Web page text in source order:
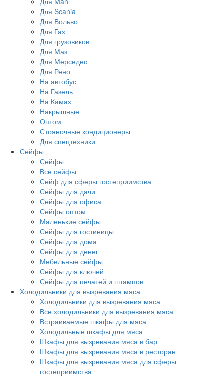
Для Scania
Для Вольво
Для Газ
Для грузовиков
Для Маз
Для Мерседес
Для Рено
На автобус
На Газель
На Камаз
Накрышные
Оптом
Стояночные кондиционеры
Для спецтехники
Сейфы
Сейфы
Все сейфы
Сейф для сферы гостеприимства
Сейфы для дачи
Сейфы для офиса
Сейфы оптом
Маленькие сейфы
Сейфы для гостиницы
Сейфы для дома
Сейфы для денег
Мебельные сейфы
Сейфы для ключей
Сейфы для печатей и штампов
Холодильники для вызревания мяса
Холодильники для вызревания мяса
Все холодильники для вызревания мяса
Встраиваемые шкафы для мяса
Холодильные шкафы для мяса
Шкафы для вызревания мяса в бар
Шкафы для вызревания мяса в ресторан
Шкафы для вызревания мяса для сферы
гостеприимства